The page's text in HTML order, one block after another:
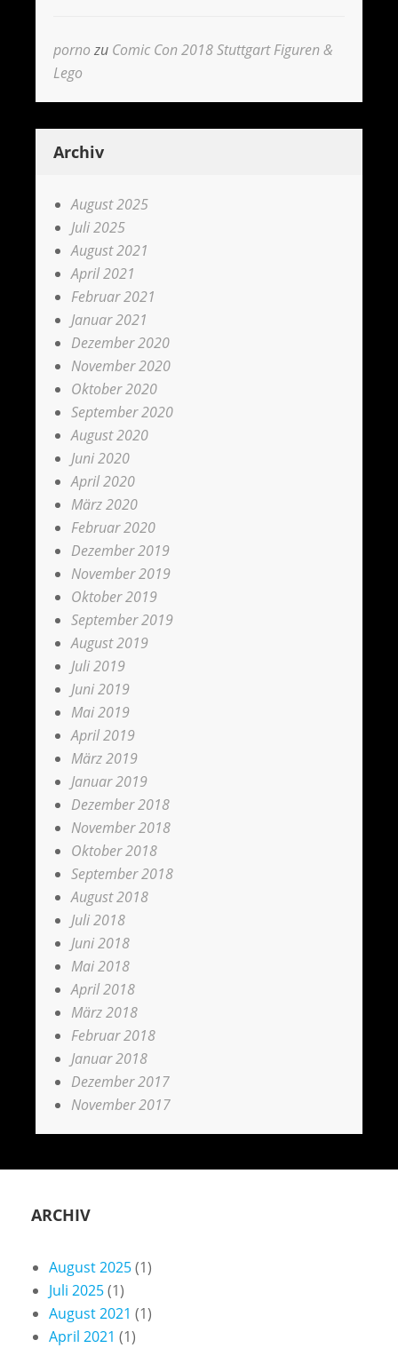
porno zu Comic Con 2018 Stuttgart Figuren &
Lego
Archiv
August 2025
Juli 2025
August 2021
April 2021
Februar 2021
Januar 2021
Dezember 2020
November 2020
Oktober 2020
September 2020
August 2020
Juni 2020
April 2020
März 2020
Februar 2020
Dezember 2019
November 2019
Oktober 2019
September 2019
August 2019
Juli 2019
Juni 2019
Mai 2019
April 2019
März 2019
Januar 2019
Dezember 2018
November 2018
Oktober 2018
September 2018
August 2018
Juli 2018
Juni 2018
Mai 2018
April 2018
März 2018
Februar 2018
Januar 2018
Dezember 2017
November 2017
ARCHIV
August 2025(1)
Juli 2025(1)
August 2021 (1)
April 2021 (1)